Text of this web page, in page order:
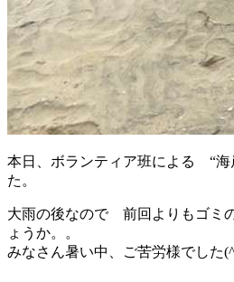
本日、ボランティア班による “
た。
大雨の後なので 前回よりもゴミ
ょうか。。
みなさん暑い中、ご苦労様でした